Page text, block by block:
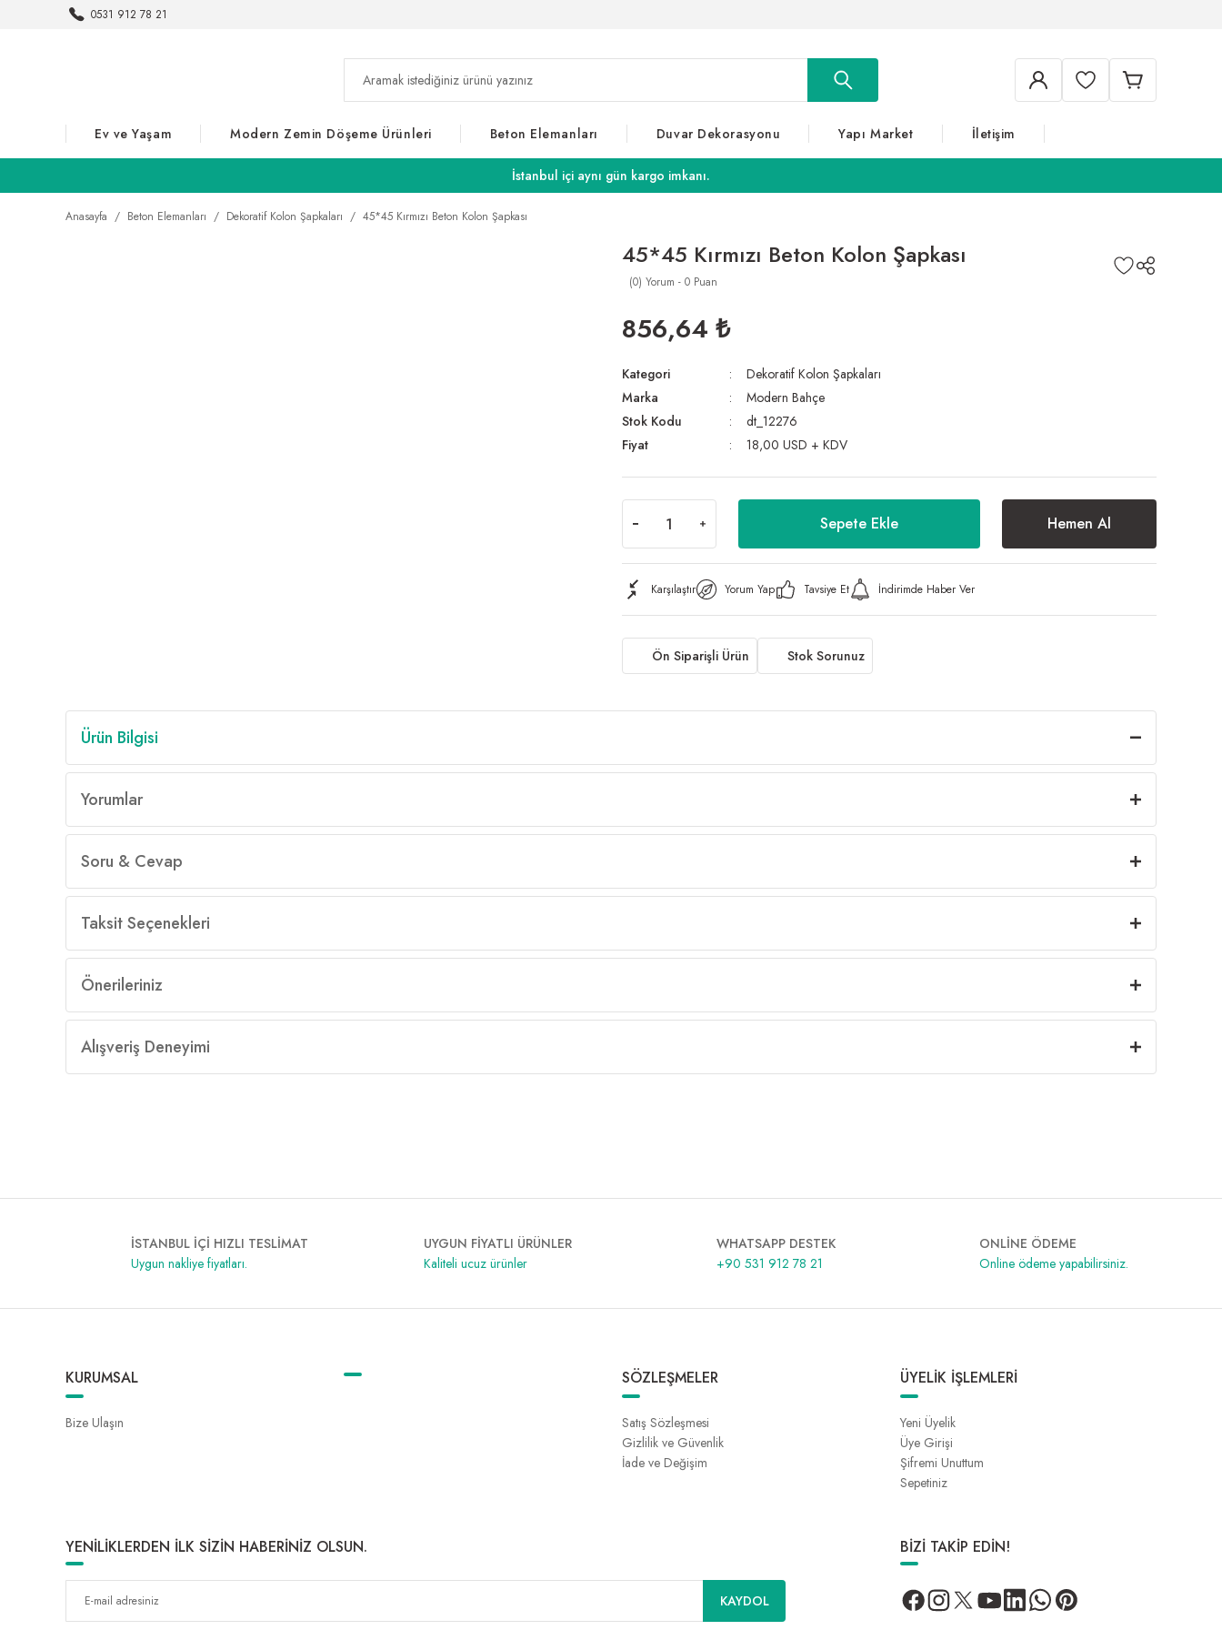
0531 912 78 21
Ev ve Yaşam Modern Zemin Döşeme Ürünleri Beton Elemanları Duvar Dekorasyonu Yapı Market İletişim
İstanbul içi aynı gün kargo imkanı.
Anasayfa Beton Elemanları Dekoratif Kolon Şapkaları 45*45 Kırmızı Beton Kolon Şapkası
45*45 Kırmızı Beton Kolon Şapkası
(0) Yorum - 0 Puan
856,64 ₺
Kategori
Dekoratif Kolon Şapkaları
Marka
Modern Bahçe
Stok Kodu
dt_12276
Fiyat
18,00 USD + KDV
Sepete Ekle Hemen Al
Karşılaştır Yorum Yap Tavsiye Et İndirimde Haber Ver
Ön Siparişli Ürün Stok Sorunuz
Ürün Bilgisi
Yorumlar
Soru & Cevap
Taksit Seçenekleri
Önerileriniz
Alışveriş Deneyimi
İSTANBUL İÇİ HIZLI TESLİMAT
Uygun nakliye fiyatları.
UYGUN FİYATLI ÜRÜNLER
Kaliteli ucuz ürünler
WHATSAPP DESTEK
+90 531 912 78 21
ONLİNE ÖDEME
Online ödeme yapabilirsiniz.
KURUMSAL
Bize Ulaşın
SÖZLEŞMELER
Satış Sözleşmesi
Gizlilik ve Güvenlik
İade ve Değişim
ÜYELİK İŞLEMLERİ
Yeni Üyelik
Üye Girişi
Şifremi Unuttum
Sepetiniz
YENİLİKLERDEN İLK SİZİN HABERİNİZ OLSUN.
KAYDOL
BİZİ TAKİP EDİN!